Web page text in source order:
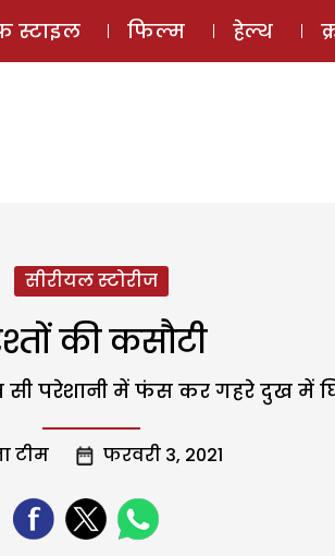
ई-मैगज़ीन
स्टाइल फिल्म हेल्थ
सीरीयल स्टोरीज
की कसौटी
परेशानी में फंस कर गहरे दुख में
टीम फरवरी 3, 2021